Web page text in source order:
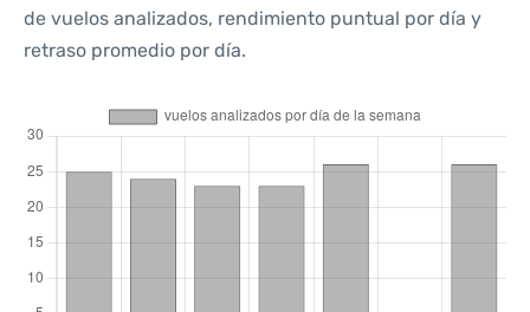
de vuelos analizados, rendimiento puntual por día y
retraso promedio por día.